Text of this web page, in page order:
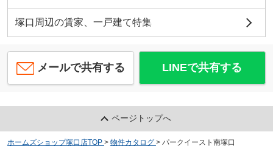
塚口周辺の賃家、一戸建て特集
メールで共有する LINEで共有する
ページトップへ
ホームズショップ塚口店TOP > 物件カタログ > パークイースト南塚口